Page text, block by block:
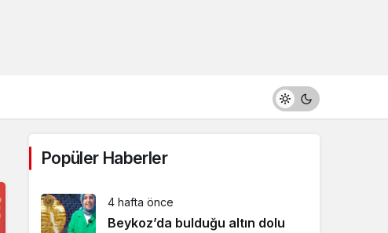
Popüler Haberler
4 hafta önce
Beykoz’da bulduğu altın dolu